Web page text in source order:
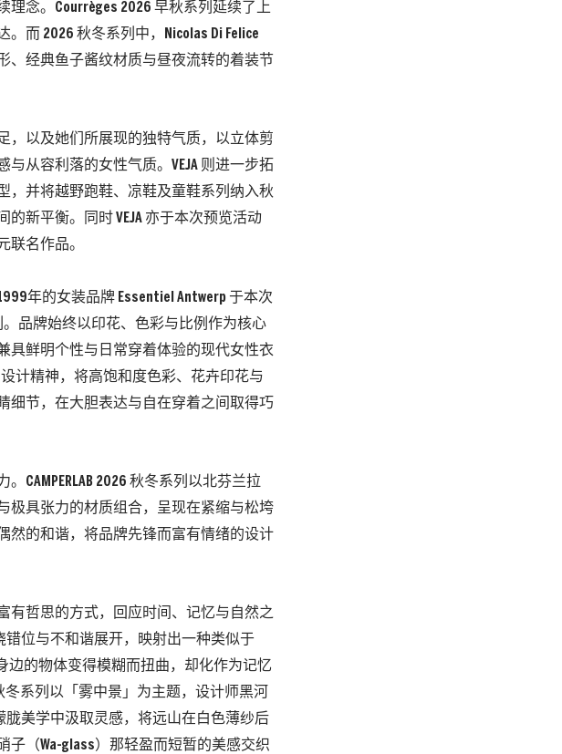
念。Courrèges 2026 早秋系列延续了上
而 2026 秋冬系列中，Nicolas Di Felice
、经典鱼子酱纹材质与昼夜流转的着装节
，以及她们所展现的独特气质，以立体剪
从容利落的女性气质。VEJA 则进一步拓
，并将越野跑鞋、凉鞋及童鞋系列纳入秋
新平衡。同时 VEJA 亦于本次预览活动
联名作品。
年的女装品牌 Essentiel Antwerp 于本次
品牌始终以印花、色彩与比例作为核心
具鲜明个性与日常穿着体验的现代女性衣
计精神，将高饱和度色彩、花卉印花与
细节，在大胆表达与自在穿着之间取得巧
CAMPERLAB 2026 秋冬系列以北芬兰拉
极具张力的材质组合，呈现在紧缩与松垮
然的和谐，将品牌先锋而富有情绪的设计
有哲思的方式，回应时间、记忆与自然之
绕错位与不和谐展开，映射出一种类似于
边的物体变得模糊而扭曲，却化作为记忆
冬系列以「雾中景」为主题，设计师黑河
胧美学中汲取灵感，将远山在白色薄纱后
子（Wa-glass）那轻盈而短暂的美感交织